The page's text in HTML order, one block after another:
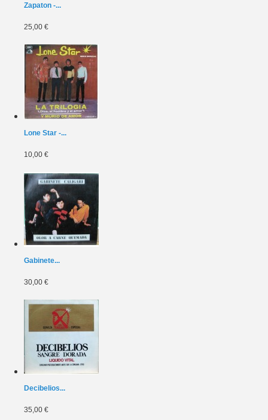
Zapaton -...
25,00 €
Lone Star -...
10,00 €
Gabinete...
30,00 €
Decibelios...
35,00 €